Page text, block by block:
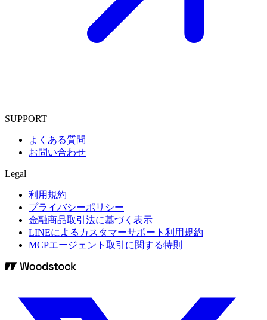
SUPPORT
よくある質問
お問い合わせ
Legal
利用規約
プライバシーポリシー
金融商品取引法に基づく表示
LINEによるカスタマーサポート利用規約
MCPエージェント取引に関する特則